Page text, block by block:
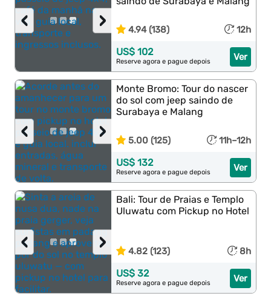
›
‹ 4.94 (138) 12h
Ver
US$ 102
Reserve agora e pague depois
›
‹
Monte Bromo: Tour do nascer
do sol com jeep saindo de
Surabaya e Malang
5.00 (125) 11h–12h
Ver
US$ 132
Reserve agora e pague depois
›
‹
Bali: Tour de Praias e Templo
Uluwatu com Pickup no Hotel
4.82 (123) 8h
Ver
US$ 32
Reserve agora e pague depois